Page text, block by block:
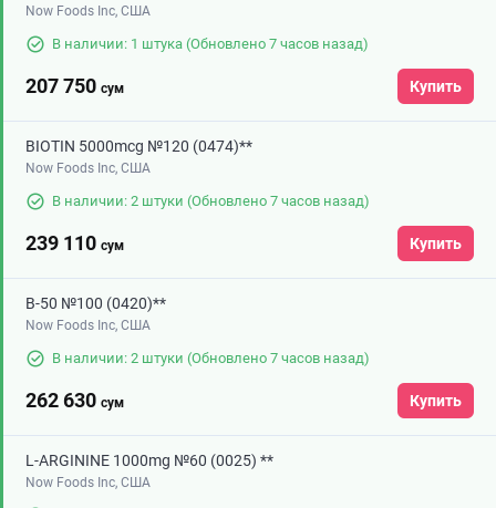
Now Foods Inc, США
В наличии: 1 штука (Обновлено 7 часов назад)
207 750 сум Купить
BIOTIN 5000mcg №120 (0474)**
Now Foods Inc, США
В наличии: 2 штуки (Обновлено 7 часов назад)
239 110 сум Купить
B-50 №100 (0420)**
Now Foods Inc, США
В наличии: 2 штуки (Обновлено 7 часов назад)
262 630 сум Купить
L-ARGININE 1000mg №60 (0025) **
Now Foods Inc, США